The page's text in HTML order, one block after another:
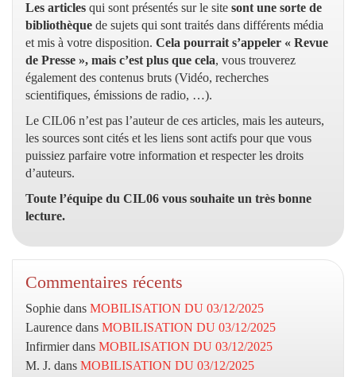
Les articles qui sont présentés sur le site sont une sorte de
bibliothèque de sujets qui sont traités dans différents média
et mis à votre disposition. Cela pourrait s’appeler « Revue
de Presse », mais c’est plus que cela, vous trouverez
également des contenus bruts (Vidéo, recherches
scientifiques, émissions de radio, …).
Le CIL06 n’est pas l’auteur de ces articles, mais les auteurs,
les sources sont cités et les liens sont actifs pour que vous
puissiez parfaire votre information et respecter les droits
d’auteurs.
Toute l’équipe du CIL06 vous souhaite un très bonne
lecture.
Commentaires récents
Sophie dans MOBILISATION DU 03/12/2025
Laurence dans MOBILISATION DU 03/12/2025
Infirmierdans MOBILISATION DU 03/12/2025
M. J. dans MOBILISATION DU 03/12/2025